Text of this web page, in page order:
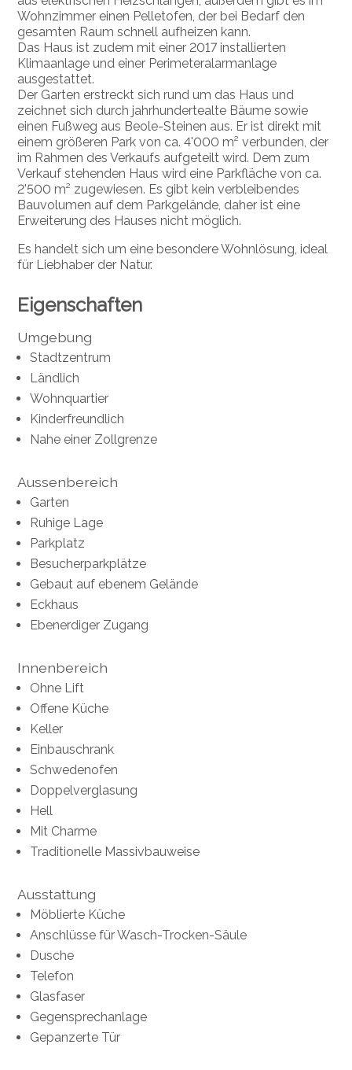
Wohnzimmer einen Pelletofen, der bei Bedarf den
gesamten Raum schnell aufheizen kann.
Das Haus ist zudem mit einer 2017 installierten
Klimaanlage und einer Perimeteralarmanlage
ausgestattet.
Der Garten erstreckt sich rund um das Haus und
zeichnet sich durch jahrhundertealte Bäume sowie
einen Fußweg aus Beole-Steinen aus. Er ist direkt mit
einem größeren Park von ca. 4'000 m² verbunden, der
im Rahmen des Verkaufs aufgeteilt wird. Dem zum
Verkauf stehenden Haus wird eine Parkfläche von ca.
2'500 m² zugewiesen. Es gibt kein verbleibendes
Bauvolumen auf dem Parkgelände, daher ist eine
Erweiterung des Hauses nicht möglich.
Es handelt sich um eine besondere Wohnlösung, ideal
für Liebhaber der Natur.
Eigenschaften
Umgebung
Stadtzentrum
Ländlich
Wohnquartier
Kinderfreundlich
Nahe einer Zollgrenze
Aussenbereich
Garten
Ruhige Lage
Parkplatz
Besucherparkplätze
Gebaut auf ebenem Gelände
Eckhaus
Ebenerdiger Zugang
Innenbereich
Ohne Lift
Offene Küche
Keller
Einbauschrank
Schwedenofen
Doppelverglasung
Hell
Mit Charme
Traditionelle Massivbauweise
Ausstattung
Möblierte Küche
Anschlüsse für Wasch-Trocken-Säule
Dusche
Telefon
Glasfaser
Gegensprechanlage
Gepanzerte Tür